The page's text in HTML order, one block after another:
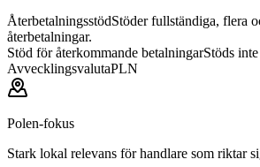
ÅterbetalningsstödStöder fullständiga, flera
återbetalningar.
Stöd för återkommande betalningarStöds inte
AvvecklingsvalutaPLN
Polen-fokus
Stark lokal relevans för handlare som riktar